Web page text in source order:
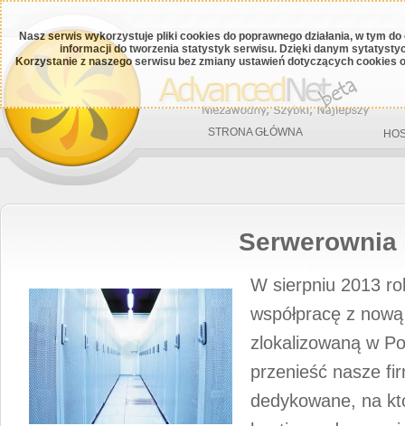
Nasz serwis wykorzystuje pliki cookies do poprawnego działania, w tym
informacji do tworzenia statystyk serwisu. Dzięki danym
Korzystanie z naszego serwisu bez zmiany ustawień dotyczących cookies
STRONA GŁÓWNA
Serwerownia
W sierpniu 2013
współpracę z
zlokalizowaną w
przenieść nasze
dedykowane, na